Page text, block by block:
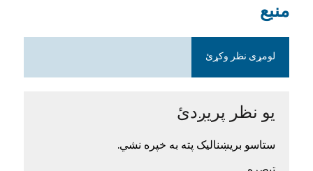
منبع
لومړی نظر وکړئ
یو نظر پریږدئ
ستاسو بریښنالیک پته به خپره نشي.